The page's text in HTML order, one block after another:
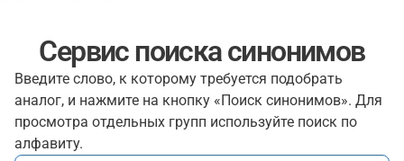
Сервис поиска синонимов
Введите слово, к которому требуется подобрать
аналог, и нажмите на кнопку «Поиск синонимов». Для
просмотра отдельных групп используйте поиск по
алфавиту.